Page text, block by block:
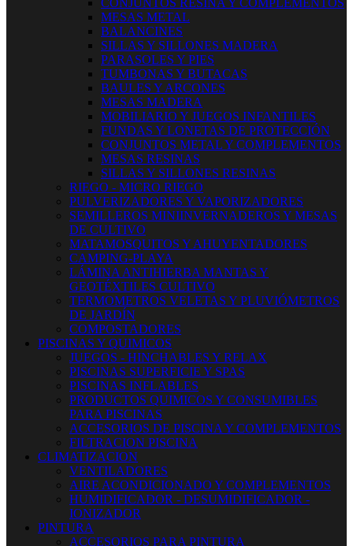
CONJUNTOS RESINA Y COMPLEMENTOS
MESAS METAL
BALANCINES
SILLAS Y SILLONES MADERA
PARASOLES Y PIES
TUMBONAS Y BUTACAS
BAULES Y ARCONES
MESAS MADERA
MOBILIARIO Y JUEGOS INFANTILES
FUNDAS Y LONETAS DE PROTECCIÓN
CONJUNTOS METAL Y COMPLEMENTOS
MESAS RESINAS
SILLAS Y SILLONES RESINAS
RIEGO - MICRO RIEGO
PULVERIZADORES Y VAPORIZADORES
SEMILLEROS MINIINVERNADEROS Y MESAS
DE CULTIVO
MATAMOSQUITOS Y AHUYENTADORES
CAMPING-PLAYA
LÁMINA ANTIHIERBA MANTAS Y
GEOTÉXTILES CULTIVO
TERMOMETROS VELETAS Y PLUVIÓMETROS
DE JARDÍN
COMPOSTADORES
PISCINAS Y QUIMICOS
JUEGOS - HINCHABLES Y RELAX
PISCINAS SUPERFICIE Y SPAS
PISCINAS INFLABLES
PRODUCTOS QUIMICOS Y CONSUMIBLES
PARA PISCINAS
ACCESORIOS DE PISCINA Y COMPLEMENTOS
FILTRACION PISCINA
CLIMATIZACION
VENTILADORES
AIRE ACONDICIONADO Y COMPLEMENTOS
HUMIDIFICADOR - DESUMIDIFICADOR -
IONIZADOR
PINTURA
ACCESORIOS PARA PINTURA